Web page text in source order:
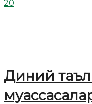
20
Диний